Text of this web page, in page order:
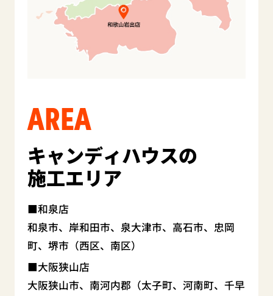
AREA
キャンディハウスの
施工エリア
和泉店
和泉市、岸和田市、泉大津市、高石市、忠岡
町、堺市（西区、南区）
大阪狭山店
大阪狭山市、南河内郡（太子町、河南町、千早